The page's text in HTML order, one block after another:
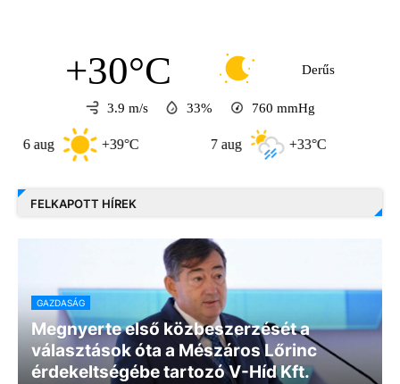
+30°C Derűs
3.9 m/s 33% 760 mmHg
+39°C +33°C
FELKAPOTT HÍREK
GAZDASÁG
Megnyerte első közbeszerzését a
választások óta a Mészáros Lőrinc
érdekeltségébe tartozó V-Híd Kft.